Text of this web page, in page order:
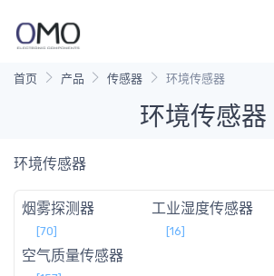
首页 产品 传感器 环境传感器
环境传感器
环境传感器
烟雾探测器
[70]
工业湿度传感器
[16]
空气质量传感器